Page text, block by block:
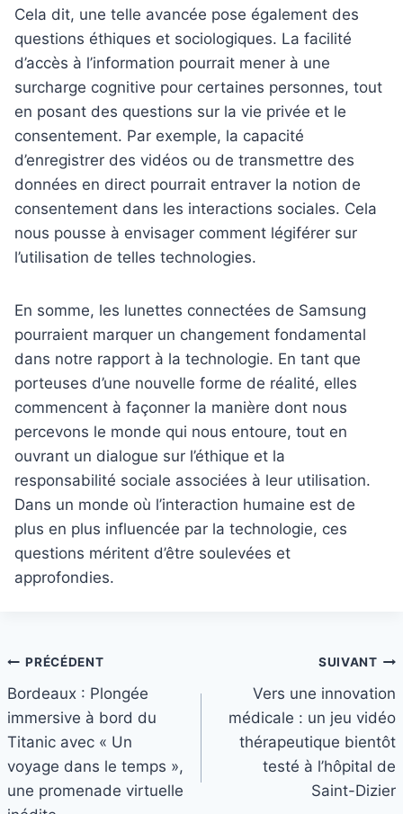
Cela dit, une telle avancée pose également des
questions éthiques et sociologiques. La facilité
d’accès à l’information pourrait mener à une
surcharge cognitive pour certaines personnes, tout
en posant des questions sur la vie privée et le
consentement. Par exemple, la capacité
d’enregistrer des vidéos ou de transmettre des
données en direct pourrait entraver la notion de
consentement dans les interactions sociales. Cela
nous pousse à envisager comment légiférer sur
l’utilisation de telles technologies.
En somme, les lunettes connectées de Samsung
pourraient marquer un changement fondamental
dans notre rapport à la technologie. En tant que
porteuses d’une nouvelle forme de réalité, elles
commencent à façonner la manière dont nous
percevons le monde qui nous entoure, tout en
ouvrant un dialogue sur l’éthique et la
responsabilité sociale associées à leur utilisation.
Dans un monde où l’interaction humaine est de
plus en plus influencée par la technologie, ces
questions méritent d’être soulevées et
approfondies.
Navigation
de
l’article
PRÉCÉDENT
Bordeaux : Plongée
immersive à bord du
Titanic avec « Un
voyage dans le temps »,
une promenade virtuelle
SUIVANT
Vers une innovation
médicale : un jeu vidéo
thérapeutique bientôt
testé à l’hôpital de
Saint-Dizier